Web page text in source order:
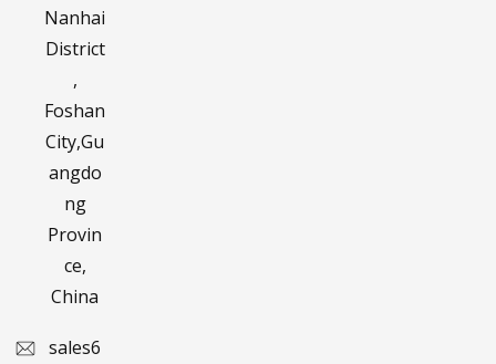
Nanhai
District
,
Foshan
City,Gu
angdo
ng
Provin
ce,
China
sales6